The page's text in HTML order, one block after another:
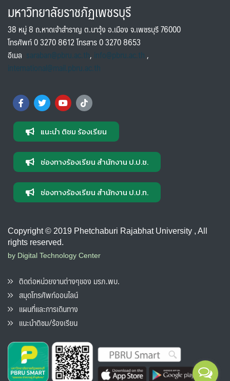
มหาวิทยาลัยราชภัฏเพชรบุรี
38 หมู่ 8 ถ.หาดเจ้าสำราญ ต.นาวุ้ง อ.เมือง จ.เพชรบุรี 76000
โทรศัพท์ 0 3270 8612 โทรสาร 0 3270 8653
อีเมล saraban@pbru.ac.th, info@pbru.ac.th,
international@mail.pbru.ac.th
แนะนำ ติชม ร้องเรียน
ช่องทางร้องเรียน สำนักงาน ป.ป.ช.
ช่องทางร้องเรียน สำนักงาน ป.ป.ท.
Copyright © 2019 Phetchaburi Rajabhat University , All
rights reserved.
by Digital Technology Center
ติดต่อหน่วยงานต่างๆของ มรภ.พบ.
สมุดโทรศัพท์ออนไลน์
แผนที่และการเดินทาง
แนะนำติชม/ร้องเรียน